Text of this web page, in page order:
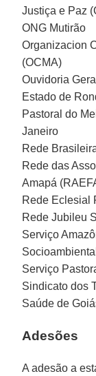
Justiça e Paz
ONG Mutirão
Organizacion
(OCMA)
Ouvidoria
Estado de
Pastoral do
Janeiro
Rede
Rede das
Amapá
Rede Eclesial
Rede Jubileu
Serviço
Serviço
Sindicato dos
Saúde de
Adesões
A adesão a